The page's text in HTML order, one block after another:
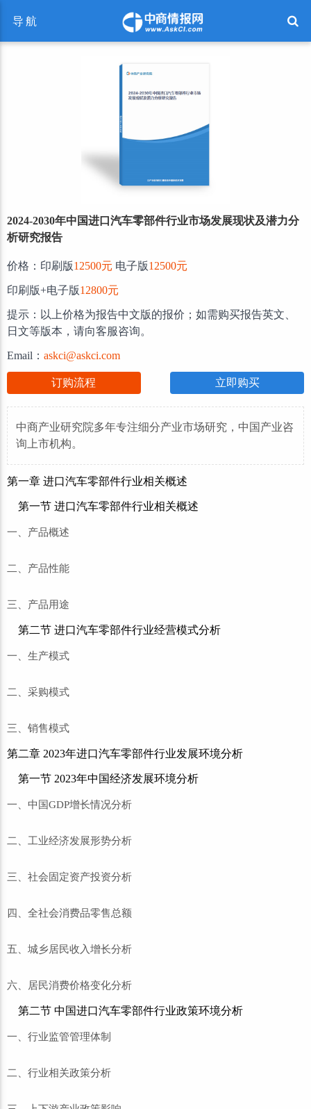
导航
2024-2030年中国进口汽车零部件行业市场发展现状及潜力分
析研究报告
价格：印刷版12500元 电子版12500元
印刷版+电子版12800元
提示：以上价格为报告中文版的报价；如需购买报告英文、
日文等版本，请向客服咨询。
Email： askci@askci.com
订购流程 立即购买
中商产业研究院多年专注细分产业市场研究，中国产业咨
询上市机构。
第一章 进口汽车零部件行业相关概述
第一节 进口汽车零部件行业相关概述
一、产品概述
二、产品性能
三、产品用途
第二节 进口汽车零部件行业经营模式分析
一、生产模式
二、采购模式
三、销售模式
第二章 2023年进口汽车零部件行业发展环境分析
第一节 2023年中国经济发展环境分析
一、中国GDP增长情况分析
二、工业经济发展形势分析
三、社会固定资产投资分析
四、全社会消费品零售总额
五、城乡居民收入增长分析
六、居民消费价格变化分析
第二节 中国进口汽车零部件行业政策环境分析
一、行业监管管理体制
二、行业相关政策分析